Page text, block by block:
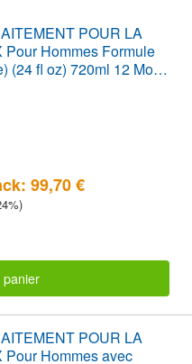
POUR LA
Hommes Formule
(24 fl oz) 720ml 12 Mois
99,70 €
POUR LA
Hommes avec